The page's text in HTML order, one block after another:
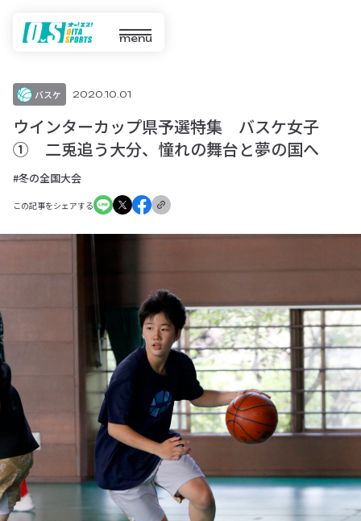
menu
バスケ 2020.10.01
ウインターカップ県予選特集 バスケ女子
① 二兎追う大分、憧れの舞台と夢の国へ
#冬の全国大会
この記事をシェアする